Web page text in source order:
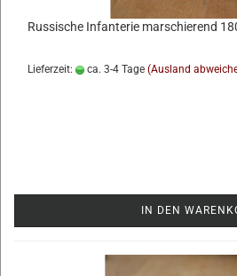
Russische Infanterie marschierend
Lieferzeit: ca. 3-4 Tage (Ausland
IN DEN